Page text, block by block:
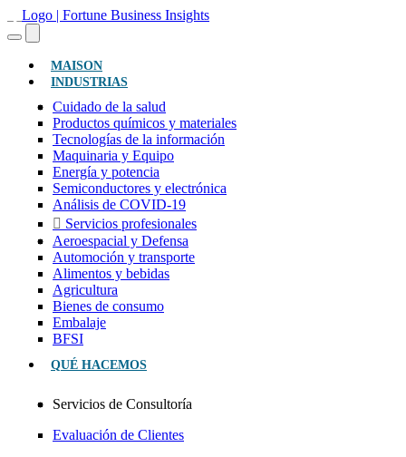
MAISON(ACTUAL)
INDUSTRIAS
Cuidado de la salud
Productos químicos y materiales
Tecnologías de la información
Maquinaria y Equipo
Energía y potencia
Semiconductores y electrónica
Análisis de COVID-19
Servicios profesionales
Aeroespacial y Defensa
Automoción y transporte
Alimentos y bebidas
Agricultura
Bienes de consumo
Embalaje
BFSI
QUÉ HACEMOS
Servicios de Consultoría
Evaluación de Clientes